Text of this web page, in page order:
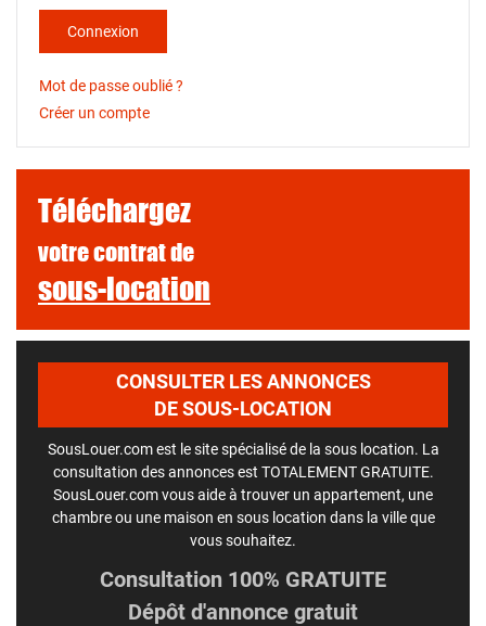
Connexion
Mot de passe oublié ?
Créer un compte
Téléchargez
votre contrat de
sous-location
CONSULTER LES ANNONCES
DE SOUS-LOCATION
SousLouer.com est le site spécialisé de la sous location. La
consultation des annonces est TOTALEMENT GRATUITE.
SousLouer.com vous aide à trouver un appartement, une
chambre ou une maison en sous location dans la ville que
vous souhaitez.
Consultation 100% GRATUITE
Dépôt d'annonce gratuit